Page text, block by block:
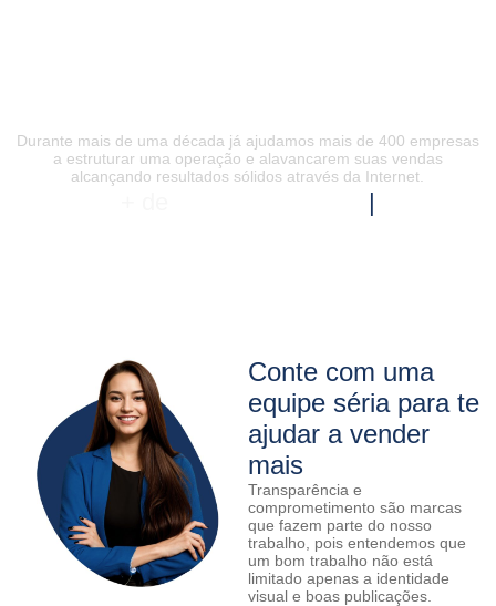
Durante mais de uma década já ajudamos mais de 400 empresas
a estruturar uma operação e alavancarem suas vendas
alcançando resultados sólidos através da Internet.
10 anos de Experiência
Conte com uma
equipe séria para te
ajudar a vender
mais
Transparência e
comprometimento são marcas
que fazem parte do nosso
trabalho, pois entendemos que
um bom trabalho não está
limitado apenas a identidade
visual e boas publicações.